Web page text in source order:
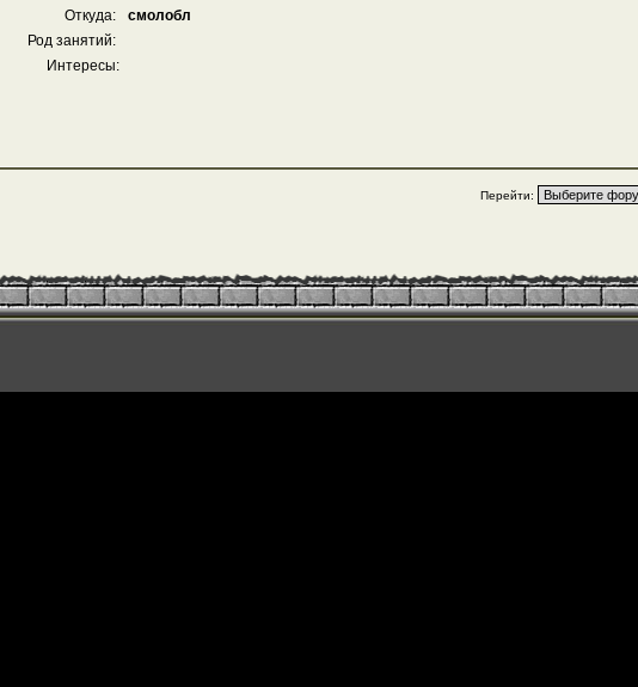
Откуда:
смолобл
Род занятий:
Интересы:
Перейти: